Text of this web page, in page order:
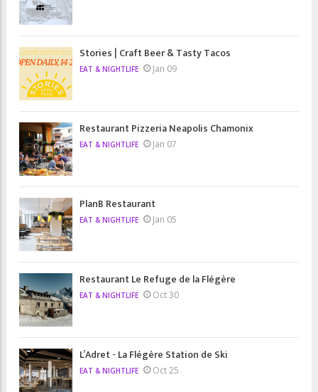
Stories | Craft Beer & Tasty Tacos
EAT & NIGHTLIFE Jan 09
Restaurant Pizzeria Neapolis Chamonix
EAT & NIGHTLIFE Jan 07
PlanB Restaurant
EAT & NIGHTLIFE Jan 05
Restaurant Le Refuge de la Flégère
EAT & NIGHTLIFE Oct 30
L’Adret - La Flégère Station de Ski
EAT & NIGHTLIFE Oct 25